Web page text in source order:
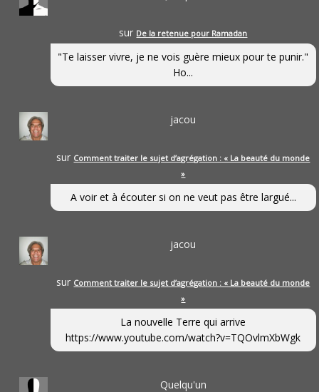
sur De la retenue pour Ramadan
"Te laisser vivre, je ne vois guère mieux pour te punir."
Ho...
jacou
sur Comment traiter le sujet d’agrégation : « La beauté du monde
»
A voir et à écouter si on ne veut pas être largué...
jacou
sur Comment traiter le sujet d’agrégation : « La beauté du monde
»
La nouvelle Terre qui arrive
https://www.youtube.com/watch?v=TQOvlmXbWgk
Quelqu'un